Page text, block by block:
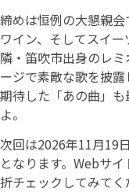
締めは恒例の大懇親
ワイン、そしてスイ
隣・笛吹市出身のレ
ージで素敵な歌を披
期待した「あの曲」
よ。
次回は2026年11月19
となります。Webサ
折チェックしてみてく